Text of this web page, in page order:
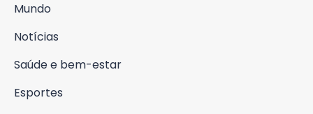
Mundo
Notícias
Saúde e bem-estar
Esportes